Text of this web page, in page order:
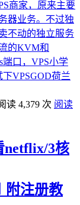
商家，原来主要
器业务。不过独
不动的独立服务
的KVM和
端口，VPS小学
VPSGOD荷兰
读 4,379 次 阅读
netflix/3核
附注册教